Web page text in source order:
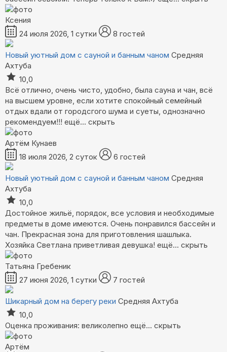
Ксения
24 июля 2026, 1 сутки
8 гостей
Новый уютный дом с сауной и банным чаном Средняя
Ахтуба
10,0
Всё отлично, очень чисто, удобно, была сауна и чан, всё
на высшем уровне, если хотите спокойный семейный
отдых вдали от городсгого шума и суеты, однозначно
рекомендуем!!! ещё... скрыть
Артём Кунаев
18 июля 2026, 2 суток
6 гостей
Новый уютный дом с сауной и банным чаном Средняя
Ахтуба
10,0
Достойное жильё, порядок, все условия и необходимые
предметы в доме имеются. Очень понравился бассейн и
чан. Прекрасная зона для приготовления шашлыка.
Хозяйка Светлана приветливая девушка! ещё... скрыть
Татьяна Гребеник
27 июня 2026, 1 сутки
7 гостей
Шикарный дом на берегу реки Средняя Ахтуба
10,0
Оценка проживания: великолепно ещё... скрыть
Артём